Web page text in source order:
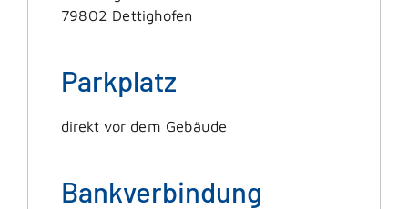
79802 Dettighofen
Parkplatz
direkt vor dem Gebäude
Bankverbindung